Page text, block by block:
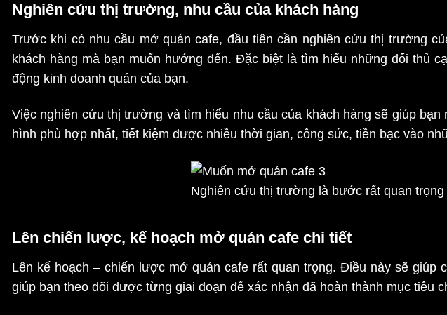
Nghiên cứu thị trường, nhu cầu của khách hàng
Trước khi có nhu cầu mở quán cafe, đầu tiên cần nghiên cứu thị trường
khách hàng mà bạn muốn hướng đến. Đặc biệt là tìm hiểu những đối thủ
động kinh doanh quán của bạn.
Việc nghiên cứu thị trường và tìm hiểu nhu cầu của khách hàng sẽ giúp
hình phù hợp nhất, tiết kiệm được nhiều thời gian, công sức, tiền bạc vào
Nghiên cứu thị trường là bước rất quan trọng
Lên chiến lược, kế hoạch mở quán cafe chi tiết
Lên kế hoạch – chiến lược mở quán cafe rất quan trọng. Điều này sẽ
giúp bạn theo dõi được từng giai đoạn để xác nhận đã hoàn thành mục tiêu